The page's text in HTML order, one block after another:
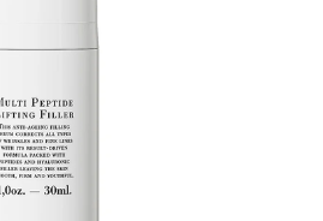
KATSO TARJOUS